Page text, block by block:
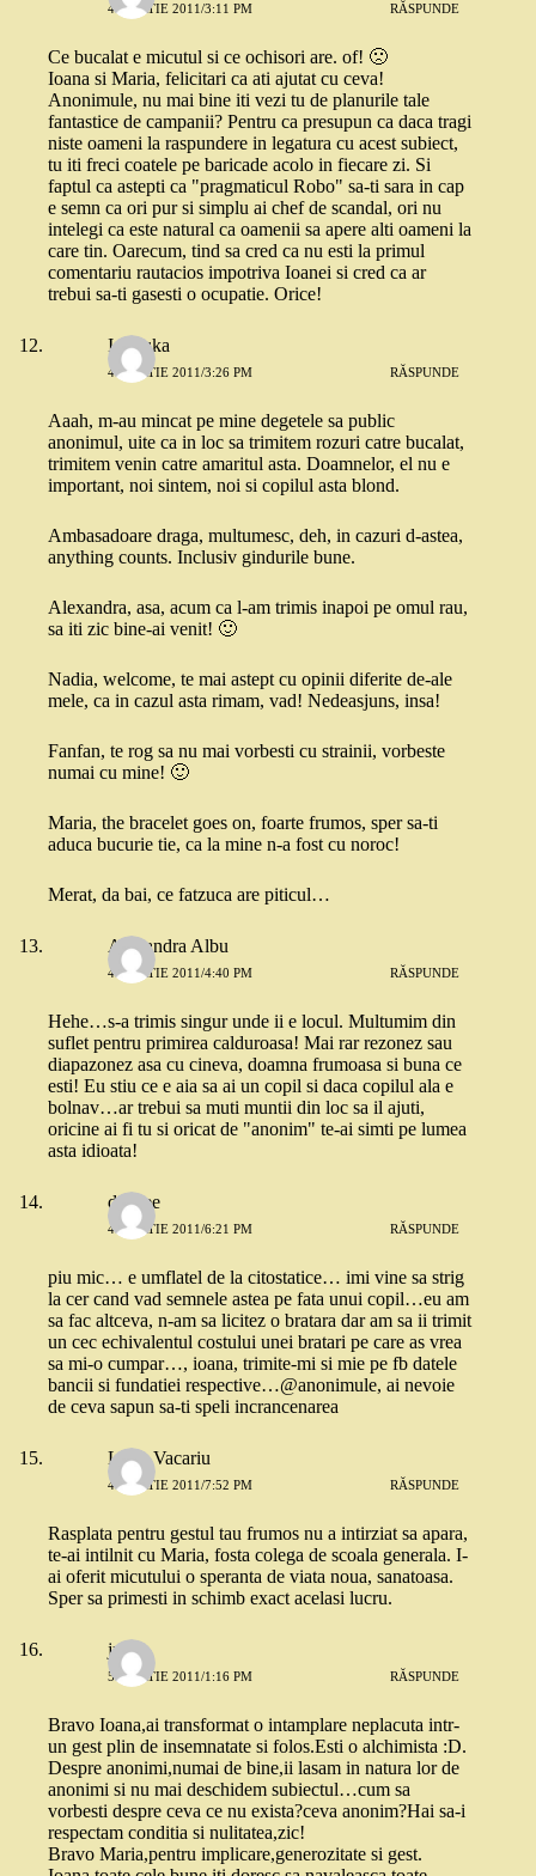
4 MARTIE 2011/3:11 PM RĂSPUNDE
Ce bucalat e micutul si ce ochisori are. of! 🙁
Ioana si Maria, felicitari ca ati ajutat cu ceva!
Anonimule, nu mai bine iti vezi tu de planurile tale
fantastice de campanii? Pentru ca presupun ca daca tragi
niste oameni la raspundere in legatura cu acest subiect,
tu iti freci coatele pe baricade acolo in fiecare zi. Si
faptul ca astepti ca "pragmaticul Robo" sa-ti sara in cap
e semn ca ori pur si simplu ai chef de scandal, ori nu
intelegi ca este natural ca oamenii sa apere alti oameni la
care tin. Oarecum, tind sa cred ca nu esti la primul
comentariu rautacios impotriva Ioanei si cred ca ar
trebui sa-ti gasesti o ocupatie. Orice!
Ionouka
4 MARTIE 2011/3:26 PM RĂSPUNDE
Aaah, m-au mincat pe mine degetele sa public
anonimul, uite ca in loc sa trimitem rozuri catre bucalat,
trimitem venin catre amaritul asta. Doamnelor, el nu e
important, noi sintem, noi si copilul asta blond.
Ambasadoare draga, multumesc, deh, in cazuri d-astea,
anything counts. Inclusiv gindurile bune.
Alexandra, asa, acum ca l-am trimis inapoi pe omul rau,
sa iti zic bine-ai venit! 🙂
Nadia, welcome, te mai astept cu opinii diferite de-ale
mele, ca in cazul asta rimam, vad! Nedeasjuns, insa!
Fanfan, te rog sa nu mai vorbesti cu strainii, vorbeste
numai cu mine! 🙂
Maria, the bracelet goes on, foarte frumos, sper sa-ti
aduca bucurie tie, ca la mine n-a fost cu noroc!
Merat, da bai, ce fatzuca are piticul…
Alexandra Albu
4 MARTIE 2011/4:40 PM RĂSPUNDE
Hehe…s-a trimis singur unde ii e locul. Multumim din
suflet pentru primirea calduroasa! Mai rar rezonez sau
diapazonez asa cu cineva, doamna frumoasa si buna ce
esti! Eu stiu ce e aia sa ai un copil si daca copilul ala e
bolnav…ar trebui sa muti muntii din loc sa il ajuti,
oricine ai fi tu si oricat de "anonim" te-ai simti pe lumea
asta idioata!
deedee
4 MARTIE 2011/6:21 PM RĂSPUNDE
piu mic… e umflatel de la citostatice… imi vine sa strig
la cer cand vad semnele astea pe fata unui copil…eu am
sa fac altceva, n-am sa licitez o bratara dar am sa ii trimit
un cec echivalentul costului unei bratari pe care as vrea
sa mi-o cumpar…, ioana, trimite-mi si mie pe fb datele
bancii si fundatiei respective…@anonimule, ai nevoie
de ceva sapun sa-ti speli incrancenarea
Liviu Vacariu
4 MARTIE 2011/7:52 PM RĂSPUNDE
Rasplata pentru gestul tau frumos nu a intirziat sa apara,
te-ai intilnit cu Maria, fosta colega de scoala generala. I-
ai oferit micutului o speranta de viata noua, sanatoasa.
Sper sa primesti in schimb exact acelasi lucru.
julie
5 MARTIE 2011/1:16 PM RĂSPUNDE
Bravo Ioana,ai transformat o intamplare neplacuta intr-
un gest plin de insemnatate si folos.Esti o alchimista :D.
Despre anonimi,numai de bine,ii lasam in natura lor de
anonimi si nu mai deschidem subiectul…cum sa
vorbesti despre ceva ce nu exista?ceva anonim?Hai sa-i
respectam conditia si nulitatea,zic!
Bravo Maria,pentru implicare,generozitate si gest.